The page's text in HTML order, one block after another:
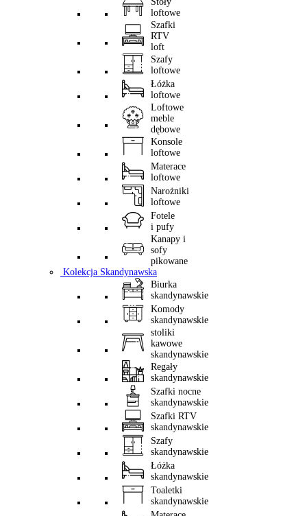
loftowe
Szafki
RTV
loft
Szafy
loftowe
Łóżka
loftowe
Loftowe
meble
dębowe
Konsole
loftowe
Materace
loftowe
Narożniki
loftowe
Fotele
i pufy
Kanapy i
sofy
pikowane
Kolekcja Skandynawska
Biurka
skandynawskie
Komody
skandynawskie
stoliki
kawowe
skandynawskie
Regały
skandynawskie
Szafki nocne
skandynawskie
Szafki RTV
skandynawskie
Szafy
skandynawskie
Łóżka
skandynawskie
Toaletki
skandynawskie